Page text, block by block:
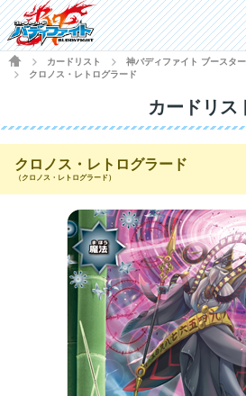
HOME
カードリスト
神バディファイト ブースタ
クロノス・レトログラード
カードリス
クロノス・レトログラード
（クロノス・レトログラード）